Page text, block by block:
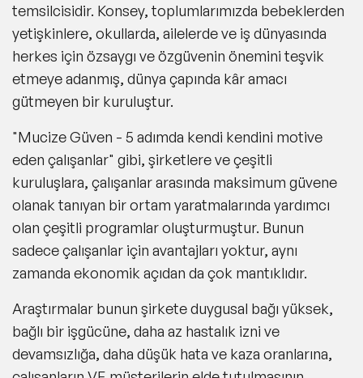
temsilcisidir. Konsey, toplumlarımızda bebeklerden
yetişkinlere, okullarda, ailelerde ve iş dünyasında
herkes için özsaygı ve özgüvenin önemini teşvik
etmeye adanmış, dünya çapında kâr amacı
gütmeyen bir kuruluştur.
"Mucize Güven - 5 adımda kendi kendini motive
eden çalışanlar" gibi, şirketlere ve çeşitli
kuruluşlara, çalışanlar arasında maksimum güvene
olanak tanıyan bir ortam yaratmalarında yardımcı
olan çeşitli programlar oluşturmuştur. Bunun
sadece çalışanlar için avantajları yoktur, aynı
zamanda ekonomik açıdan da çok mantıklıdır.
Araştırmalar bunun şirkete duygusal bağı yüksek,
bağlı bir işgücüne, daha az hastalık izni ve
devamsızlığa, daha düşük hata ve kaza oranlarına,